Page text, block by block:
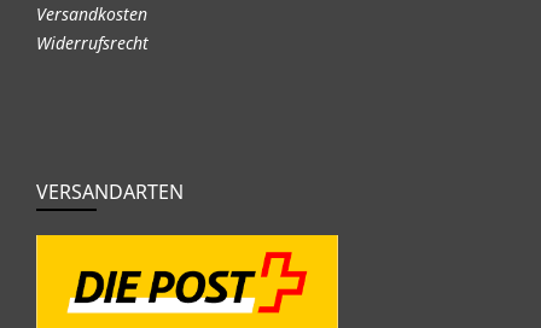
Versandkosten
Widerrufsrecht
VERSANDARTEN